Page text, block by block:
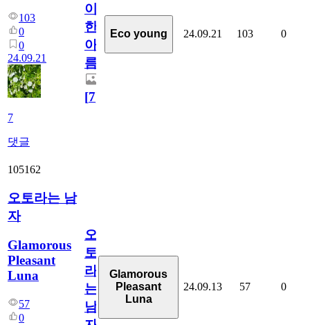
103
0
0
24.09.21
7
댓글
이
한
아
름
[7]
Eco young 24.09.21 103 0
105162
오토라는 남
자
Glamorous
Pleasant
Luna
57
0
오
토
라
는
남
Glamorous
Pleasant
Luna
24.09.13 57 0